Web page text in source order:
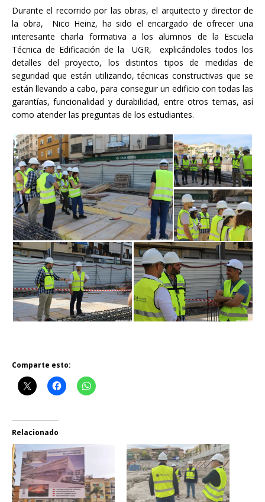
Durante el recorrido por las obras, el arquitecto y director de
la obra, Nico Heinz, ha sido el encargado de ofrecer una
interesante charla formativa a los alumnos de la Escuela
Técnica de Edificación de la UGR, explicándoles todos los
detalles del proyecto, los distintos tipos de medidas de
seguridad que están utilizando, técnicas constructivas que se
están llevando a cabo, para conseguir un edificio con todas las
garantías, funcionalidad y durabilidad, entre otros temas, así
como atender las preguntas de los estudiantes.
Comparte esto:
Relacionado